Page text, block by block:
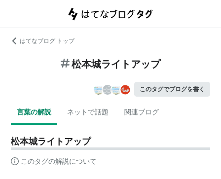
はてなブログ トップ
松本城ライトアップ
このタグでブログを書く
言葉の解説 ネットで話題 関連ブログ
松本城ライトアップ
このタグの解説について